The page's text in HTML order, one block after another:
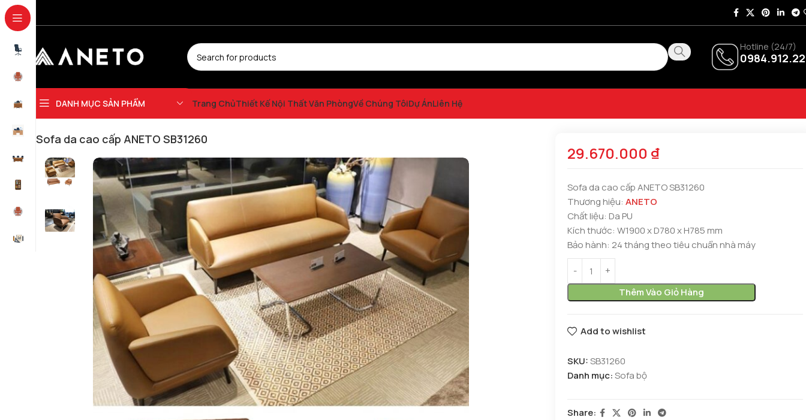
Hotline (24/7)
DANH MỤC SẢN PHẨM Trang ChủThiết Kế Nội Thất Văn PhòngVề Chúng TôiDự ÁnLiên Hệ
Sofa da cao cấp ANETO SB31260
29.670.000 ₫
Sofa da cao cấp ANETO SB31260
Thương hiệu: ANETO
Chất liệu: Da PU
Kích thước: W1900 x D780 x H785 mm
Bảo hành: 24 tháng theo tiêu chuẩn nhà máy
Thêm Vào Giỏ Hàng
Add to wishlist
SKU:SB31260
Danh mục:Sofa bộ
Share: